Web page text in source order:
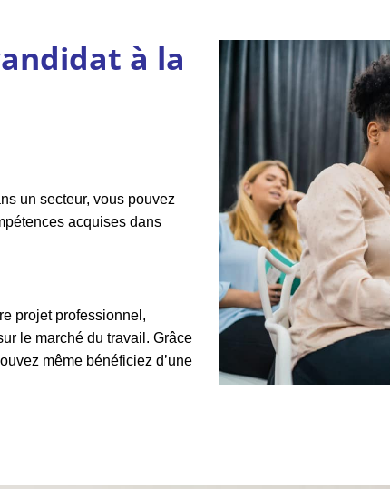
à la
un secteur, vous pouvez
acquises dans
projet professionnel,
le marché du travail. Grâce
même bénéficiez d’une